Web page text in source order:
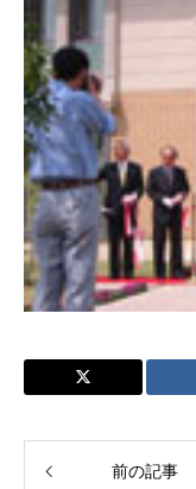
前の記事